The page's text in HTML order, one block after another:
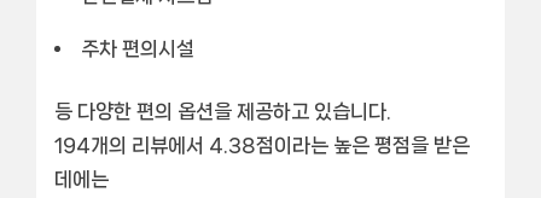
주차 편의시설
등 다양한 편의 옵션을 제공하고 있습니다.
194개의 리뷰에서 4.38점이라는 높은 평점을 받은
데에는